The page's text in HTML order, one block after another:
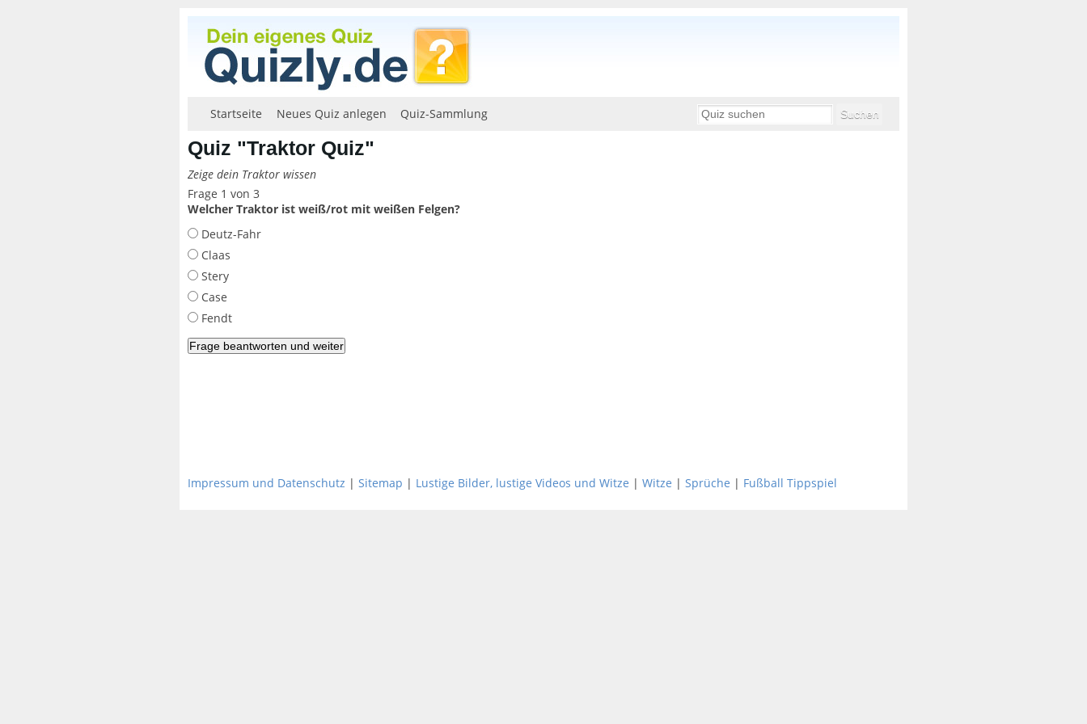
Startseite Neues Quiz anlegen Quiz-Sammlung
Quiz "Traktor Quiz"
Zeige dein Traktor wissen
Frage 1 von 3
Welcher Traktor ist weiß/rot mit weißen Felgen?
Deutz-Fahr
Claas
Stery
Case
Fendt
Impressum und Datenschutz | Sitemap | Lustige Bilder, lustige Videos und Witze | Witze | Sprüche | Fußball Tippspiel